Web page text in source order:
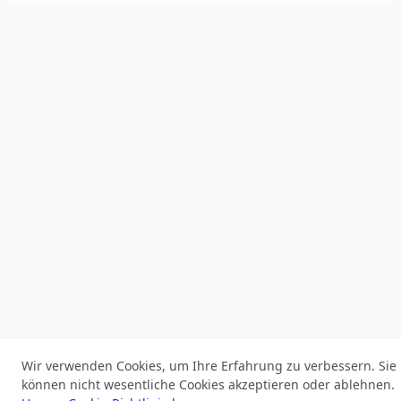
Wir verwenden Cookies, um Ihre Erfahrung zu verbessern. Sie
können nicht wesentliche Cookies akzeptieren oder ablehnen.